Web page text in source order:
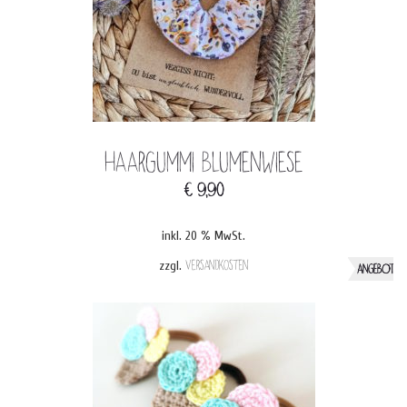
Haargummi Blumenwiese
€ 9,90
inkl. 20 % MwSt.
zzgl. Versandkosten ANGEBOT!